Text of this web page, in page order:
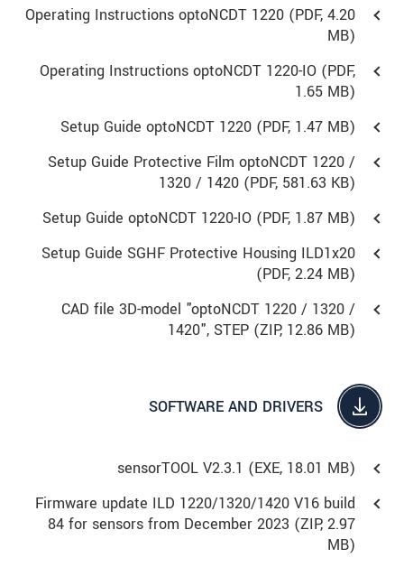
Operating Instructions optoNCDT 1220 (PDF, 4.20
MB)
Operating Instructions optoNCDT 1220-IO (PDF,
1.65 MB)
Setup Guide optoNCDT 1220 (PDF, 1.47 MB)
Setup Guide Protective Film optoNCDT 1220 /
1320 / 1420 (PDF, 581.63 KB)
Setup Guide optoNCDT 1220-IO (PDF, 1.87 MB)
Setup Guide SGHF Protective Housing ILD1x20
(PDF, 2.24 MB)
CAD file 3D-model "optoNCDT 1220 / 1320 /
1420", STEP (ZIP, 12.86 MB)
SOFTWARE AND DRIVERS
sensorTOOL V2.3.1 (EXE, 18.01 MB)
Firmware update ILD 1220/1320/1420 V16 build
84 for sensors from December 2023 (ZIP, 2.97
MB)